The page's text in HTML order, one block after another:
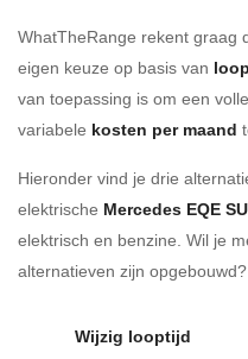
WhatTheRange rekent graag
eigen keuze op basis van
van toepassing is om een
variabele kosten per maand
Hieronder vind je drie
elektrische Mercedes EQE
elektrisch en benzine. Wil je
alternatieven zijn opgebouwd?
Wijzig looptijd